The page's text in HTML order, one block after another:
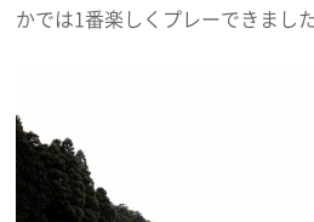
かでは1番楽しくプレーできまし